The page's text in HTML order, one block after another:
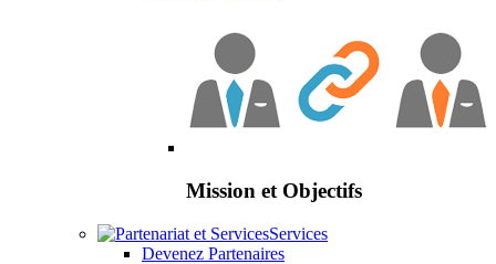
Mission et Objectifs
Services
Devenez Partenaires